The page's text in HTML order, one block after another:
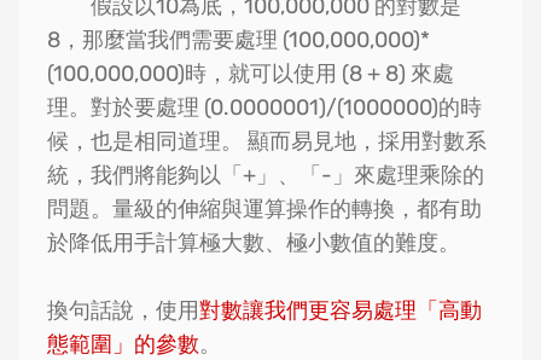
假設以10為底，100,000,000 的對數是
8，那麼當我們需要處理 (100,000,000)*
(100,000,000)時，就可以使用 (8 + 8) 來處
理。對於要處理 (0.0000001)/(1000000)的時
候，也是相同道理。 顯而易見地，採用對數系
統，我們將能夠以「+」、「-」來處理乘除的
問題。量級的伸縮與運算操作的轉換，都有助
於降低用手計算極大數、極小數值的難度。
換句話說，使用對數讓我們更容易處理「高動
態範圍」的參數。